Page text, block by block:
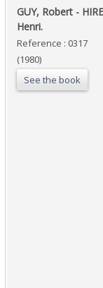
‎GUY, Robert -
Henri.‎
Reference : 0317
(1980)
See the book